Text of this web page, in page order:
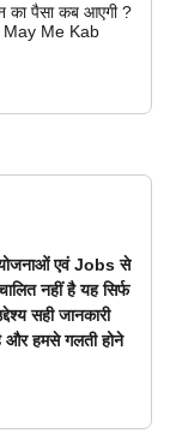
का पैसा कब आएगी ?
May Me Kab
एवं Jobs से
नहीं है यह सिर्फ
सही जानकारी
और हमसे गलती होने